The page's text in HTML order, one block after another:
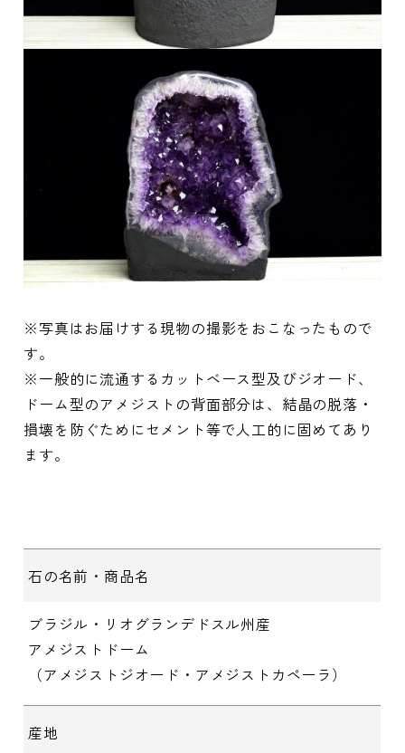
※写真はお届けする現物の撮影をおこなったもので
す。
※一般的に流通するカットベース型及びジオード、
ドーム型のアメジストの背面部分は、結晶の脱落・
損壊を防ぐためにセメント等で人工的に固めてあり
ます。
石の名前・商品名
ブラジル・リオグランデドスル州産
アメジストドーム
（アメジストジオード・アメジストカペーラ）
産地